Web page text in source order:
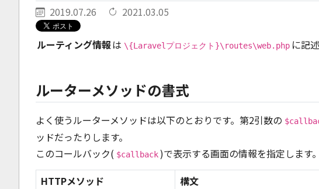
2019.07.26 2021.03.05
ルーティング情報は \{Laravelプロジェクト}\routes\web.php に記
ルーターメソッドの書式
よく使うルーターメソッドは以下のとおりです。第2引数の
ッドだったりします。
このコールバック( $callback )で表示する画面の情報を指定します。
HTTPメソッド
構文